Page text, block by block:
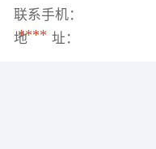
联系手机：
****
地 址：